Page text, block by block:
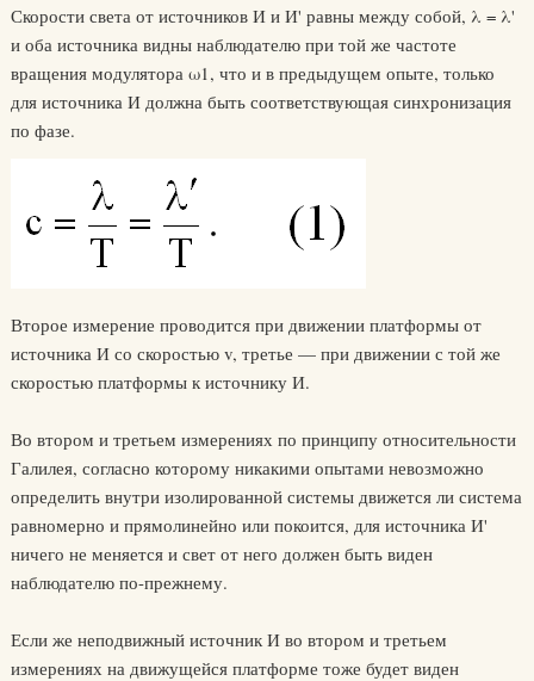
Скорости света от источников И и И' равны между собой, λ = λ'
и оба источника видны наблюдателю при той же частоте
вращения модулятора ω1, что и в предыдущем опыте, только
для источника И должна быть соответствующая синхронизация
по фазе.
Второе измерение проводится при движении платформы от
источника И со скоростью v, третье — при движении с той же
скоростью платформы к источнику И.
Во втором и третьем измерениях по принципу относительности
Галилея, согласно которому никакими опытами невозможно
определить внутри изолированной системы движется ли система
равномерно и прямолинейно или покоится, для источника И'
ничего не меняется и свет от него должен быть виден
наблюдателю по-прежнему.
Если же неподвижный источник И во втором и третьем
измерениях на движущейся платформе тоже будет виден